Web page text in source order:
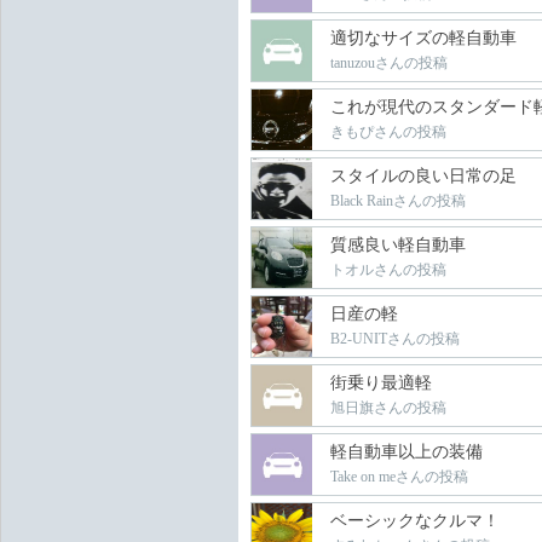
適切なサイズの軽自動車
tanuzouさんの投稿
これが現代のスタンダード
きもぴさんの投稿
スタイルの良い日常の足
Black Rainさんの投稿
質感良い軽自動車
トオルさんの投稿
日産の軽
B2-UNITさんの投稿
街乗り最適軽
旭日旗さんの投稿
軽自動車以上の装備
Take on meさんの投稿
ベーシックなクルマ！